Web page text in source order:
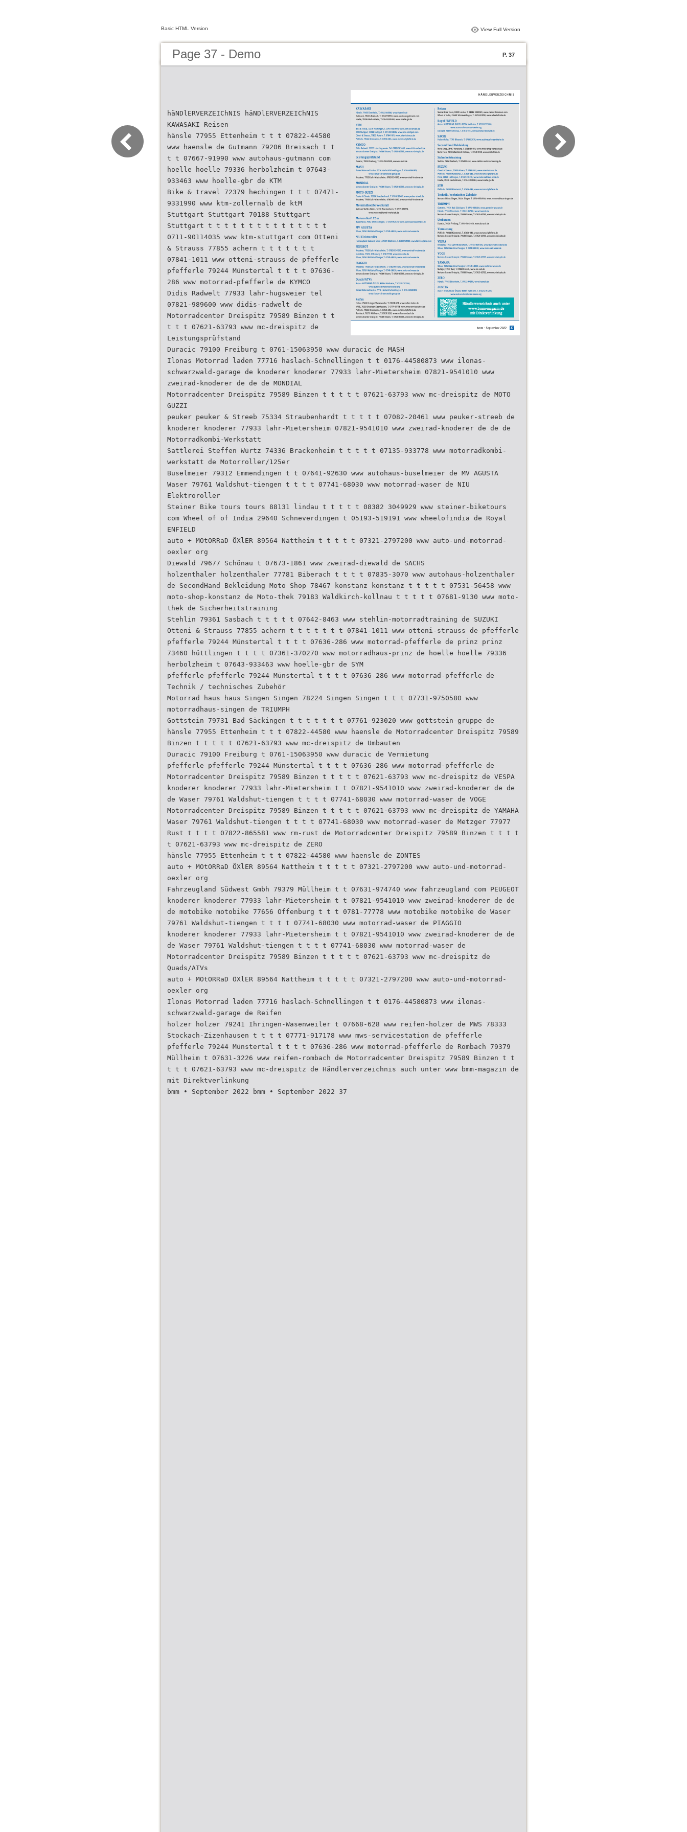
Basic HTML Version View Full Version
Page 37 - Demo P. 37
häNDlERVERZEIChNIS häNDlERVERZEIChNIS
KAWASAKI Reisen
hänsle 77955 Ettenheim t t t 07822-44580
www haensle de Gutmann 79206 Breisach t t
t t 07667-91990 www autohaus-gutmann com
hoelle hoelle 79336 herbolzheim t 07643-
933463 www hoelle-gbr de KTM
Bike & travel 72379 hechingen t t t 07471-
9331990 www ktm-zollernalb de ktM
Stuttgart Stuttgart 70188 Stuttgart
Stuttgart t t t t t t t t t t t t t t t
0711-90114035 www ktm-stuttgart com Otteni
& Strauss 77855 achern t t t t t t t
07841-1011 www otteni-strauss de pfefferle
pfefferle 79244 Münstertal t t t t 07636-
286 www motorrad-pfefferle de KYMCO
Didis Radwelt 77933 lahr-hugsweier tel
07821-989600 www didis-radwelt de
Motorradcenter Dreispitz 79589 Binzen t t
t t t 07621-63793 www mc-dreispitz de
Leistungsprüfstand
Duracic 79100 Freiburg t 0761-15063950 www duracic de MASH
Ilonas Motorrad laden 77716 haslach-Schnellingen t t 0176-44580873 www ilonas-
schwarzwald-garage de knoderer knoderer 77933 lahr-Mietersheim 07821-9541010 www
zweirad-knoderer de de de MONDIAL
Motorradcenter Dreispitz 79589 Binzen t t t t t 07621-63793 www mc-dreispitz de MOTO
GUZZI
peuker peuker & Streeb 75334 Straubenhardt t t t t t 07082-20461 www peuker-streeb de
knoderer knoderer 77933 lahr-Mietersheim 07821-9541010 www zweirad-knoderer de de de
Motorradkombi-Werkstatt
Sattlerei Steffen Würtz 74336 Brackenheim t t t t t 07135-933778 www motorradkombi-
werkstatt de Motorroller/125er
Buselmeier 79312 Emmendingen t t 07641-92630 www autohaus-buselmeier de MV AGUSTA
Waser 79761 Waldshut-tiengen t t t t 07741-68030 www motorrad-waser de NIU
Elektroroller
Steiner Bike tours tours 88131 lindau t t t t t 08382 3049929 www steiner-biketours
com Wheel of of India 29640 Schneverdingen t 05193-519191 www wheelofindia de Royal
ENFIELD
auto + MOtORRaD ÖXlER 89564 Nattheim t t t t t 07321-2797200 www auto-und-motorrad-
oexler org
Diewald 79677 Schönau t 07673-1861 www zweirad-diewald de SACHS
holzenthaler holzenthaler 77781 Biberach t t t t 07835-3070 www autohaus-holzenthaler
de SecondHand Bekleidung Moto Shop 78467 konstanz konstanz t t t t t 07531-56458 www
moto-shop-konstanz de Moto-thek 79183 Waldkirch-kollnau t t t t t 07681-9130 www moto-
thek de Sicherheitstraining
Stehlin 79361 Sasbach t t t t t 07642-8463 www stehlin-motorradtraining de SUZUKI
Otteni & Strauss 77855 achern t t t t t t t 07841-1011 www otteni-strauss de pfefferle
pfefferle 79244 Münstertal t t t t 07636-286 www motorrad-pfefferle de prinz prinz
73460 hüttlingen t t t t 07361-370270 www motorradhaus-prinz de hoelle hoelle 79336
herbolzheim t 07643-933463 www hoelle-gbr de SYM
pfefferle pfefferle 79244 Münstertal t t t t 07636-286 www motorrad-pfefferle de
Technik / technisches Zubehör
Motorrad haus haus Singen Singen 78224 Singen Singen t t t 07731-9750580 www
motorradhaus-singen de TRIUMPH
Gottstein 79731 Bad Säckingen t t t t t t t 07761-923020 www gottstein-gruppe de
hänsle 77955 Ettenheim t t t 07822-44580 www haensle de Motorradcenter Dreispitz 79589
Binzen t t t t t 07621-63793 www mc-dreispitz de Umbauten
Duracic 79100 Freiburg t 0761-15063950 www duracic de Vermietung
pfefferle pfefferle 79244 Münstertal t t t t 07636-286 www motorrad-pfefferle de
Motorradcenter Dreispitz 79589 Binzen t t t t t 07621-63793 www mc-dreispitz de VESPA
knoderer knoderer 77933 lahr-Mietersheim t t 07821-9541010 www zweirad-knoderer de de
de Waser 79761 Waldshut-tiengen t t t t 07741-68030 www motorrad-waser de VOGE
Motorradcenter Dreispitz 79589 Binzen t t t t t 07621-63793 www mc-dreispitz de YAMAHA
Waser 79761 Waldshut-tiengen t t t t 07741-68030 www motorrad-waser de Metzger 77977
Rust t t t t 07822-865581 www rm-rust de Motorradcenter Dreispitz 79589 Binzen t t t t
t 07621-63793 www mc-dreispitz de ZERO
hänsle 77955 Ettenheim t t t 07822-44580 www haensle de ZONTES
auto + MOtORRaD ÖXlER 89564 Nattheim t t t t t 07321-2797200 www auto-und-motorrad-
oexler org
Fahrzeugland Südwest Gmbh 79379 Müllheim t t 07631-974740 www fahrzeugland com PEUGEOT
knoderer knoderer 77933 lahr-Mietersheim t t 07821-9541010 www zweirad-knoderer de de
de motobike motobike 77656 Offenburg t t t 0781-77778 www motobike motobike de Waser
79761 Waldshut-tiengen t t t t 07741-68030 www motorrad-waser de PIAGGIO
knoderer knoderer 77933 lahr-Mietersheim t t 07821-9541010 www zweirad-knoderer de de
de Waser 79761 Waldshut-tiengen t t t t 07741-68030 www motorrad-waser de
Motorradcenter Dreispitz 79589 Binzen t t t t t 07621-63793 www mc-dreispitz de
Quads/ATVs
auto + MOtORRaD ÖXlER 89564 Nattheim t t t t t 07321-2797200 www auto-und-motorrad-
oexler org
Ilonas Motorrad laden 77716 haslach-Schnellingen t t 0176-44580873 www ilonas-
schwarzwald-garage de Reifen
holzer holzer 79241 Ihringen-Wasenweiler t 07668-628 www reifen-holzer de MWS 78333
Stockach-Zizenhausen t t t t 07771-917178 www mws-servicestation de pfefferle
pfefferle 79244 Münstertal t t t t 07636-286 www motorrad-pfefferle de Rombach 79379
Müllheim t 07631-3226 www reifen-rombach de Motorradcenter Dreispitz 79589 Binzen t t
t t t 07621-63793 www mc-dreispitz de Händlerverzeichnis auch unter www bmm-magazin de
mit Direktverlinkung
bmm • September 2022 bmm • September 2022 37